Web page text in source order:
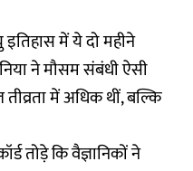
में ये दो महीने
ने मौसम संबंधी ऐसी
में अधिक थीं, बल्कि
तोड़े कि वैज्ञानिकों ने